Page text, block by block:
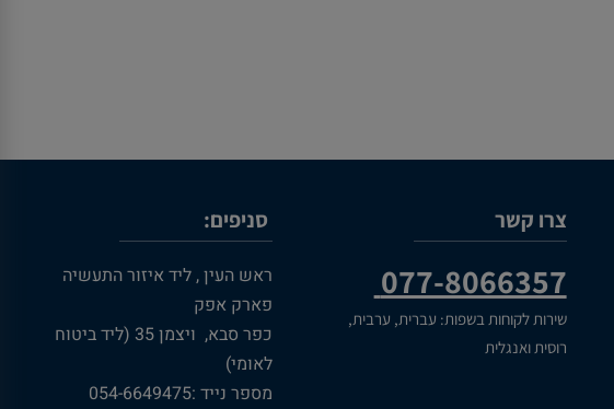
צרו קשר
077-8066357
שירות לקוחות בשפות: עברית, ערבית,
רוסית ואנגלית
סניפים:
ראש העין , ליד איזור התעשיה
פארק אפק
כפר סבא, ויצמן 35 (ליד ביטוח
לאומי)
מספר נייד :054-6649475